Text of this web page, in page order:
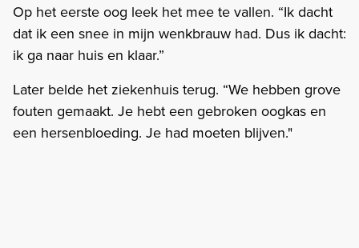
Op het eerste oog leek het mee te vallen. “Ik dacht
dat ik een snee in mijn wenkbrauw had. Dus ik dacht:
ik ga naar huis en klaar.”
Later belde het ziekenhuis terug. “We hebben grove
fouten gemaakt. Je hebt een gebroken oogkas en
een hersenbloeding. Je had moeten blijven."